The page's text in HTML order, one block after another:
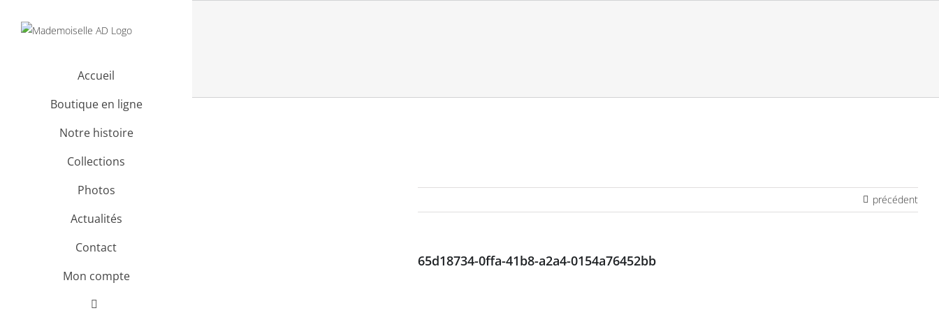
Accueil
Boutique en ligne
Notre histoire
Collections
Photos
Actualités
Contact
Mon compte
précédent
65d18734-0ffa-41b8-a2a4-0154a76452bb